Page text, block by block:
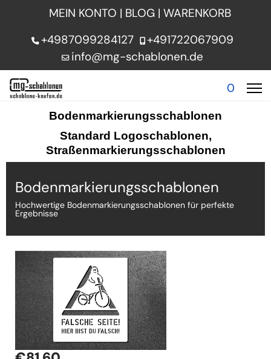
MEIN KONTO | BLOG | WARENKORB
+4987099284127
+491722067909
info@mg-schablonen.de
0
Bodenmarkierungsschablonen
Standard Logoschablonen,
Straßenmarkierungsschablonen
Bodenmarkierungsschablonen
Hochwertige Bodenmarkierungsschablonen für perfekte
Ergebnisse